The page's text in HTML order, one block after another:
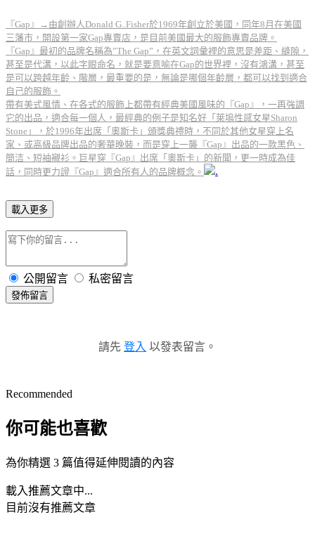
『Gap』→由創辦人Donald G..Fisher於1969年創立於美國，同年8月在美國
三藩市，開設第一家Gap專賣店，是目前美國最大的服飾專賣品牌。
『Gap』最初的品牌名稱為”The Gap”，在英文詞彙裡的意思是差距、縫隙，
甚至是代溝，以此字眼命名，就是要意喻在Gap的世界裡，沒有鴻溝，甚至
是可以跨越年齡、階層，最重要的是，無論是哪個年齡層，都可以找到適合
自己的服飾。
帶有美式風情、在各式的服飾上都帶有經典美國風味的『Gap』，一再強調
它的出品，適合每一個人，最經典的例子是知名好「萊塢性感女星Sharon
Stone」，於1996年出席「奧斯卡」頒獎典禮時，不同於其他女星穿上名
家、或高級品牌出品的奢華晚裝，而是穿上一襲『Gap』出品的一款黑色、
簡洁、短袖襯衫。巨星穿『Gap』出席「奧斯卡」的新聞，更一時成為佳
話，同時更力證『Gap』適合所有人的品牌概念。
.
載入更多
公開留言 私密留言
發佈留言
請先 登入 以發表留言。
Recommended
你可能也喜歡
為你精選 3 篇值得延伸閱讀的內容
載入推薦文章中...
目前沒有推薦文章